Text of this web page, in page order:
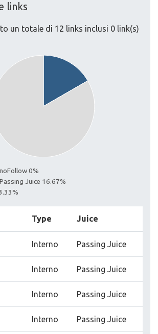
links
un totale di 12 links inclusi 0 link(s)
0%
Juice 16.67%
Type Juice
Interno Passing Juice
Interno Passing Juice
Interno Passing Juice
Interno Passing Juice